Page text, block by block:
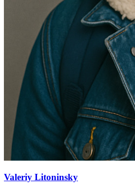
Valeriy Litoninsky